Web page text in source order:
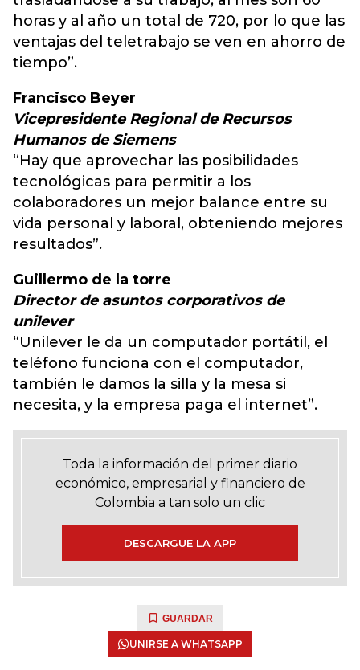
horas y al año un total de 720, por lo que las
ventajas del teletrabajo se ven en ahorro de
tiempo”.
Francisco Beyer
Vicepresidente Regional de Recursos
Humanos de Siemens
“Hay que aprovechar las posibilidades
tecnológicas para permitir a los
colaboradores un mejor balance entre su
vida personal y laboral, obteniendo mejores
resultados”.
Guillermo de la torre
Director de asuntos corporativos de
unilever
“Unilever le da un computador portátil, el
teléfono funciona con el computador,
también le damos la silla y la mesa si
necesita, y la empresa paga el internet”.
Toda la información del primer diario
económico, empresarial y financiero de
Colombia a tan solo un clic
DESCARGUE LA APP
GUARDAR
UNIRSE A WHATSAPP